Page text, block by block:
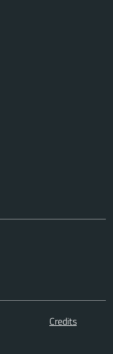
Credits